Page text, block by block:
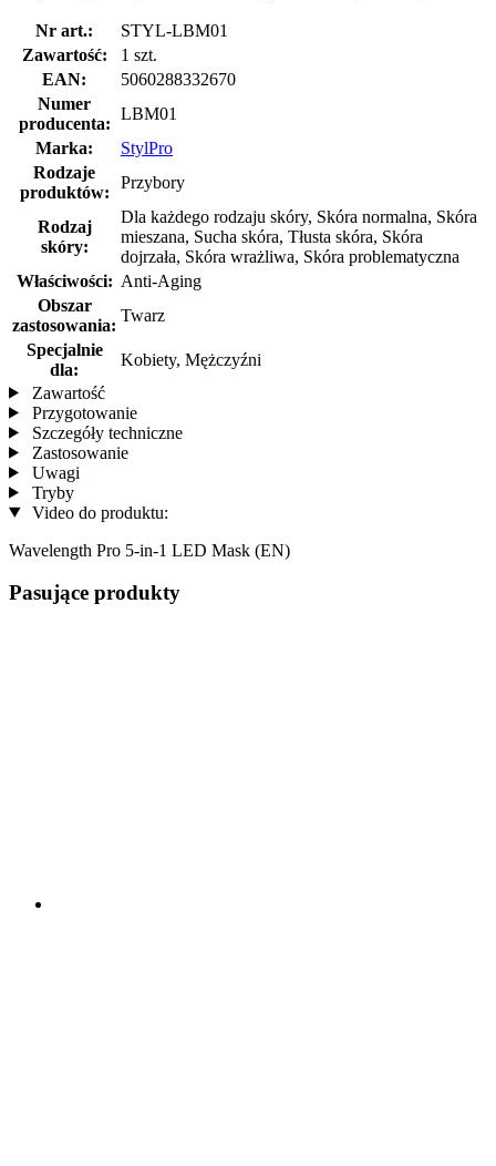
Nr art.:
STYL-LBM01
Zawartość:
1 szt.
EAN:
5060288332670
Numer
producenta:
LBM01
Marka:
StylPro
Rodzaje
produktów:
Przybory
Rodzaj
skóry:
Dla każdego rodzaju skóry, Skóra normalna, Skóra
mieszana, Sucha skóra, Tłusta skóra, Skóra
dojrzała, Skóra wrażliwa, Skóra problematyczna
Właściwości: Anti-Aging
Obszar
zastosowania:
Twarz
Specjalnie
dla:
Kobiety, Mężczyźni
Zawartość
Przygotowanie
Szczegóły techniczne
Zastosowanie
Uwagi
Tryby
Video do produktu:
Wavelength Pro 5-in-1 LED Mask (EN)
Pasujące produkty